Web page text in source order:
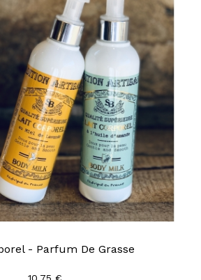
- Parfum De Grasse
10,75 €